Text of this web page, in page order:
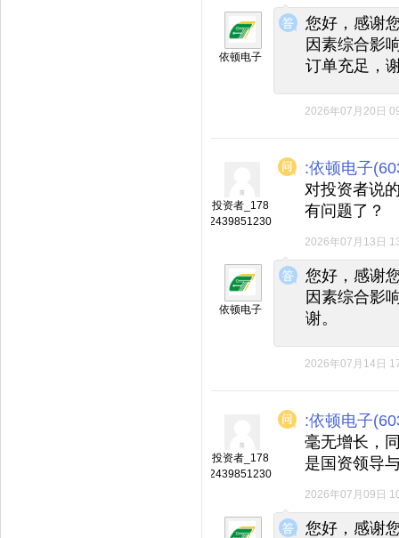
◆
◆
依顿电子
您好，感谢
因素综合影
订单充足，
2026年07月20日
投资者_178
2439851230
:依顿电子
对投资者说
有问题了？
2026年07月13日
◆
◆
依顿电子
您好，感谢
因素综合影
谢。
2026年07月14日
投资者_178
2439851230
:依顿电子
毫无增长，
是国资领导
2026年07月09日
◆
◆
您好，感谢